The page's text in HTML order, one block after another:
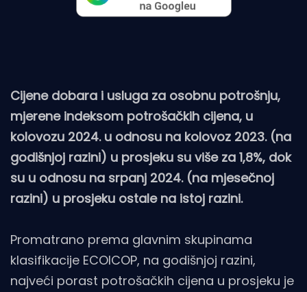
Cijene dobara i usluga za osobnu potrošnju,
mjerene indeksom potrošačkih cijena, u
kolovozu 2024. u odnosu na kolovoz 2023. (na
godišnjoj razini) u prosjeku su više za 1,8%, dok
su u odnosu na srpanj 2024. (na mjesečnoj
razini) u prosjeku ostale na istoj razini.
Promatrano prema glavnim skupinama
klasifikacije ECOICOP, na godišnjoj razini,
najveći porast potrošačkih cijena u prosjeku je